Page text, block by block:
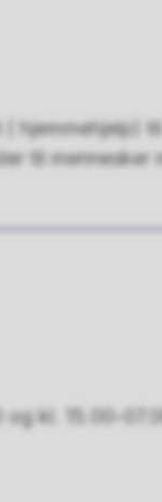
hjemmehjelp) til
til mennesker
kl. 15.00-